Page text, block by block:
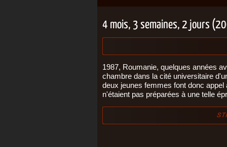
4 mois, 3 semaines, 2 jours
1987, Roumanie, quelques années
chambre dans la cité universitaire
deux jeunes femmes font donc
n'étaient pas préparées à une telle